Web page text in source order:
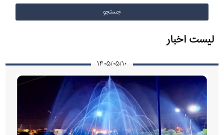
جستجو
لیست اخبار
۱۴۰۵/۰۵/۱۰